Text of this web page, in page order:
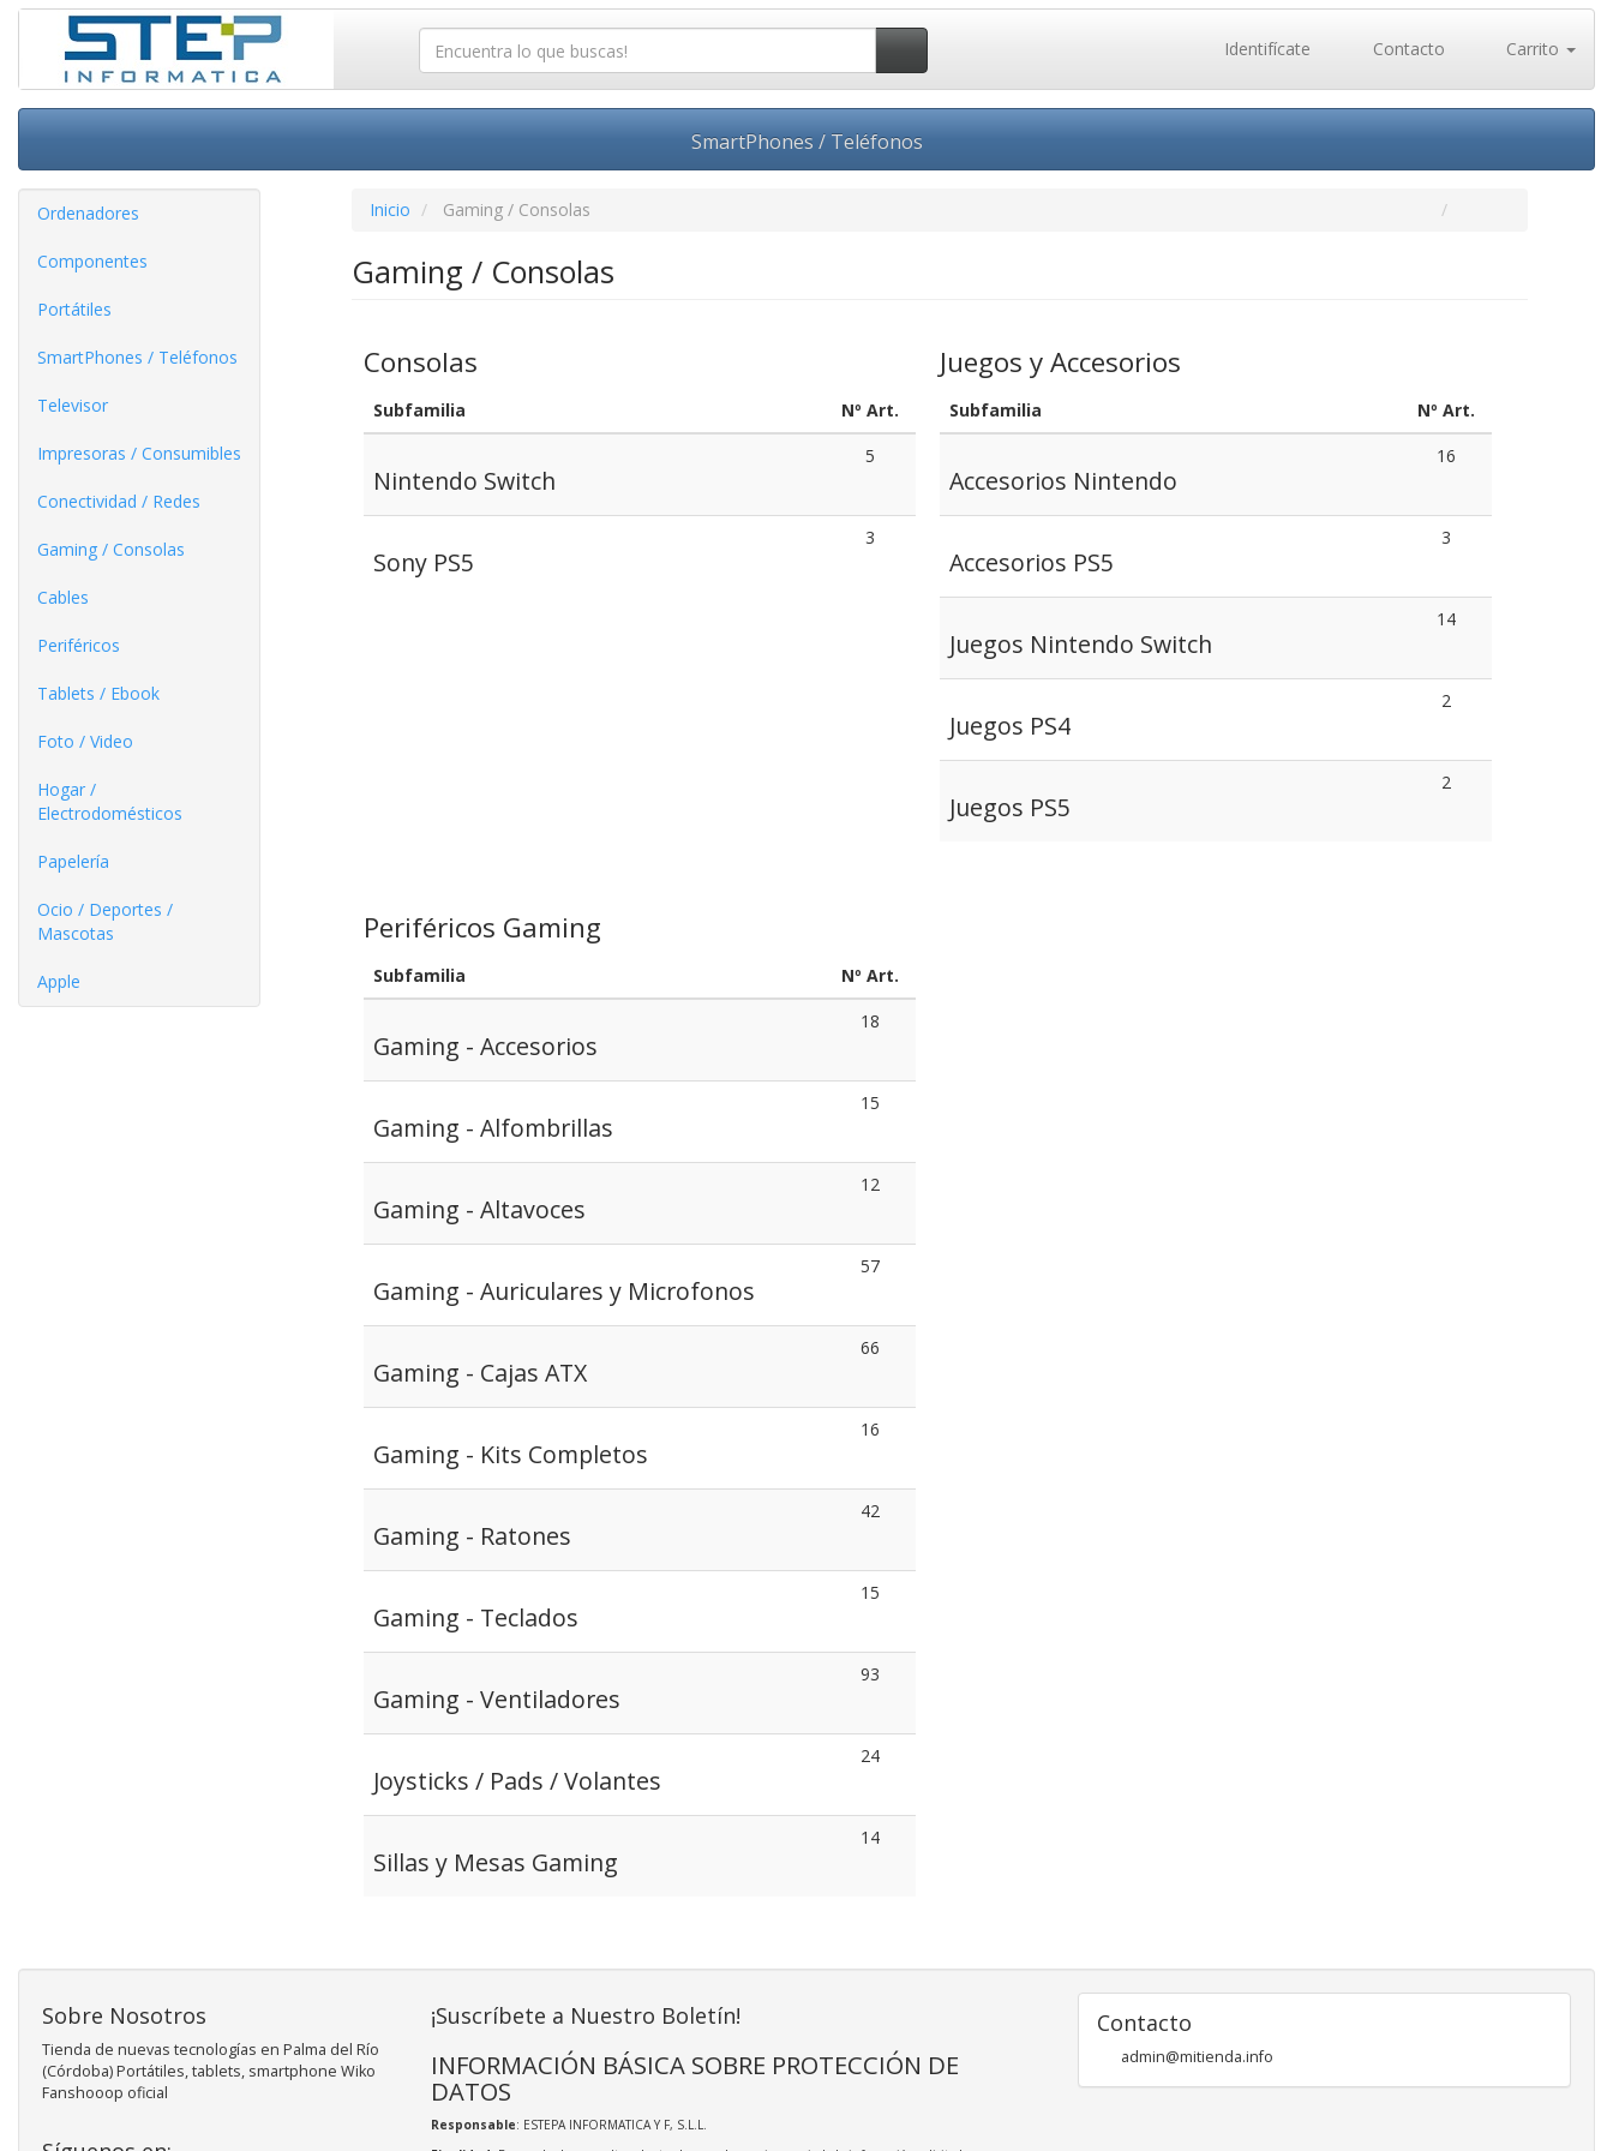
Identifícate Contacto Carrito
SmartPhones / Teléfonos
Ordenadores
Componentes
Portátiles
SmartPhones / Teléfonos
Televisor
Impresoras / Consumibles
Conectividad / Redes
Gaming / Consolas
Cables
Periféricos
Tablets / Ebook
Foto / Video
Hogar /
Electrodomésticos
Papelería
Ocio / Deportes /
Mascotas
Apple
Inicio Gaming / Consolas
Gaming / Consolas
Consolas
Subfamilia Nº Art.
Nintendo Switch
5
Sony PS5
3
Juegos y Accesorios
Subfamilia Nº Art.
Accesorios Nintendo
16
Accesorios PS5
3
Juegos Nintendo Switch
14
Juegos PS4
2
Juegos PS5
2
Periféricos Gaming
Subfamilia Nº Art.
Gaming - Accesorios
18
Gaming - Alfombrillas
15
Gaming - Altavoces
12
Gaming - Auriculares y Microfonos
57
Gaming - Cajas ATX
66
Gaming - Kits Completos
16
Gaming - Ratones
42
Gaming - Teclados
15
Gaming - Ventiladores
93
Joysticks / Pads / Volantes
24
Sillas y Mesas Gaming
14
Sobre Nosotros
Tienda de nuevas tecnologías en Palma del Río
(Córdoba) Portátiles, tablets, smartphone Wiko
Fanshooop oficial
¡Suscríbete a Nuestro Boletín!
INFORMACIÓN BÁSICA SOBRE PROTECCIÓN DE
DATOS
Responsable: ESTEPA INFORMATICA Y F, S.L.L.
Contacto
admin@mitienda.info